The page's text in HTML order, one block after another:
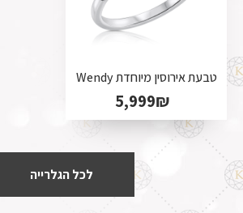
טבעת אירוסין מיוחדת Wendy
5,999₪
לכל הגלרייה